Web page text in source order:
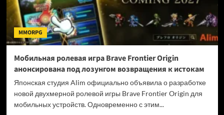
Sea
of
Thieves
под
ударом
MMORPG
Мобильная ролевая игра Brave Frontier Origin
анонсирована под лозунгом возвращения к истокам
Японская студия Alim официально объявила о разработке
новой двухмерной ролевой игры Brave Frontier Origin для
мобильных устройств. Одновременно с этим...